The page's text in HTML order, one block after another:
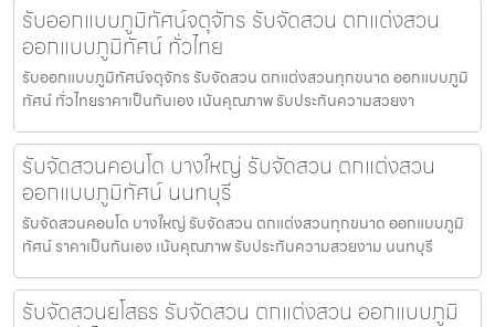
รับออกแบบภูมิทัศน์จตุจักร รับจัดสวน ตกแต่งสวน
ออกแบบภูมิทัศน์ ทั่วไทย
รับออกแบบภูมิทัศน์จตุจักร รับจัดสวน ตกแต่งสวนทุกขนาด ออกแบบภูมิ
ทัศน์ ทั่วไทยราคาเป็นกันเอง เน้นคุณภาพ รับประกันความสวยงา
รับจัดสวนคอนโด บางใหญ่ รับจัดสวน ตกแต่งสวน
ออกแบบภูมิทัศน์ นนทบุรี
รับจัดสวนคอนโด บางใหญ่ รับจัดสวน ตกแต่งสวนทุกขนาด ออกแบบภูมิ
ทัศน์ ราคาเป็นกันเอง เน้นคุณภาพ รับประกันความสวยงาม นนทบุรี
รับจัดสวนยโสธร รับจัดสวน ตกแต่งสวน ออกแบบภูมิ